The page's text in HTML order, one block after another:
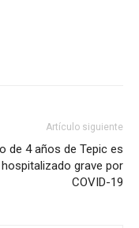
Artículo siguiente
de 4 años de Tepic es
hospitalizado grave por
COVID-19